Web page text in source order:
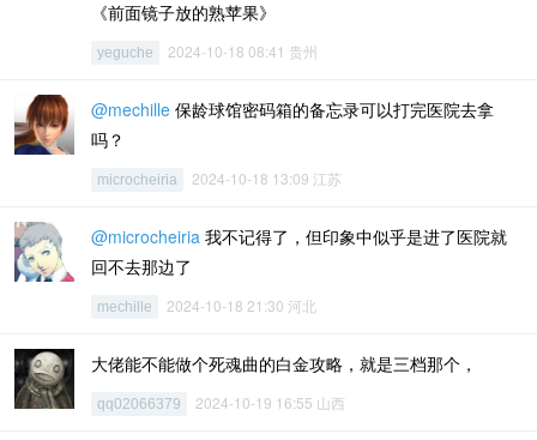
《前面镜子放的熟苹果》
yeguche 2024-10-18 08:41 贵州
@mechille 保龄球馆密码箱的备忘录可以打完医院去拿
吗？
microcheiria 2024-10-18 13:09 江苏
@microcheiria 我不记得了，但印象中似乎是进了医院就
回不去那边了
mechille 2024-10-18 21:30 河北
大佬能不能做个死魂曲的白金攻略，就是三档那个，
qq02066379 2024-10-19 16:55 山西